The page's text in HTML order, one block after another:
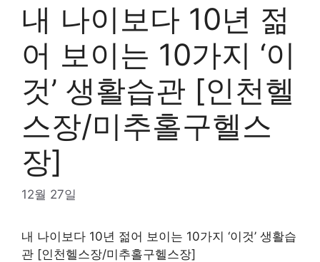
내 나이보다 10년 젊
어 보이는 10가지 ‘이
것’ 생활습관 [인천헬
스장/미추홀구헬스
장]
12월 27일
내 나이보다 10년 젊어 보이는 10가지 ‘이것’ 생활습
관 [인천헬스장/미추홀구헬스장]